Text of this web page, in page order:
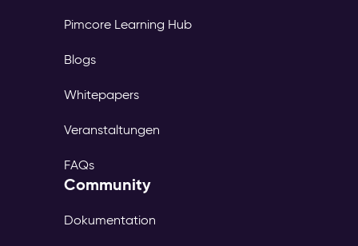
Pimcore Learning Hub
Blogs
Whitepapers
Veranstaltungen
FAQs
Community
Dokumentation